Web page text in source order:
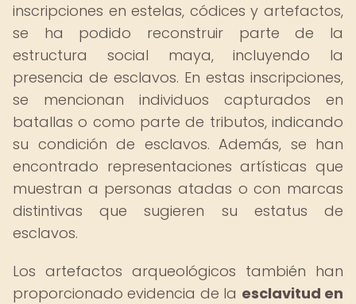
inscripciones en estelas, códices y artefactos,
se ha podido reconstruir parte de la
estructura social maya, incluyendo la
presencia de esclavos. En estas inscripciones,
se mencionan individuos capturados en
batallas o como parte de tributos, indicando
su condición de esclavos. Además, se han
encontrado representaciones artísticas que
muestran a personas atadas o con marcas
distintivas que sugieren su estatus de
esclavos.
Los artefactos arqueológicos también han
proporcionado evidencia de la esclavitud en